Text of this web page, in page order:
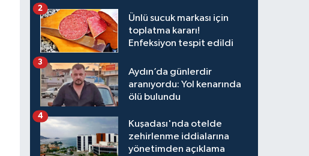
Ünlü sucuk markası için
toplatma kararı!
Enfeksiyon tespit edildi
2
Aydın’da günlerdir
aranıyordu: Yol kenarında
ölü bulundu
3
Kuşadası'nda otelde
zehirlenme iddialarına
yönetimden açıklama
4